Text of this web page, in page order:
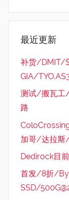
最近更新
补货/DMIT/
GIA/
测试/搬瓦工
路
加哥/达拉斯
Dedirock目
首发/8折/
SSD/